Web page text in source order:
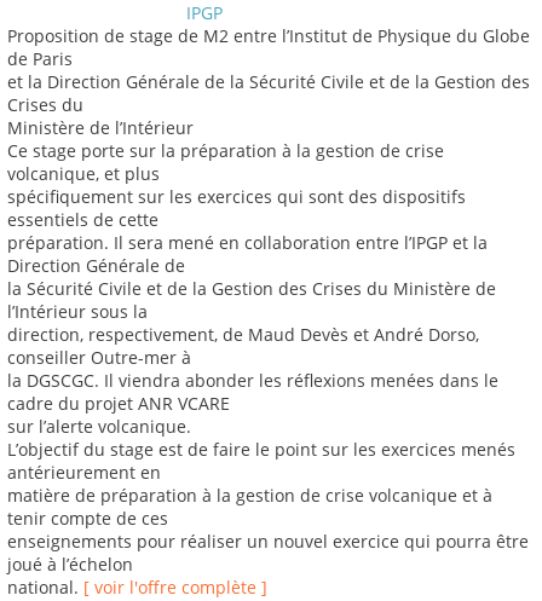
IPGP
Proposition de stage de M2 entre l’Institut de Physique du Globe
de Paris
et la Direction Générale de la Sécurité Civile et de la Gestion des
Crises du
Ministère de l’Intérieur
Ce stage porte sur la préparation à la gestion de crise
volcanique, et plus
spécifiquement sur les exercices qui sont des dispositifs
essentiels de cette
préparation. Il sera mené en collaboration entre l’IPGP et la
Direction Générale de
la Sécurité Civile et de la Gestion des Crises du Ministère de
l’Intérieur sous la
direction, respectivement, de Maud Devès et André Dorso,
conseiller Outre-mer à
la DGSCGC. Il viendra abonder les réflexions menées dans le
cadre du projet ANR VCARE
sur l’alerte volcanique.
L’objectif du stage est de faire le point sur les exercices menés
antérieurement en
matière de préparation à la gestion de crise volcanique et à
tenir compte de ces
enseignements pour réaliser un nouvel exercice qui pourra être
joué à l’échelon
national. [ voir l'offre complète ]